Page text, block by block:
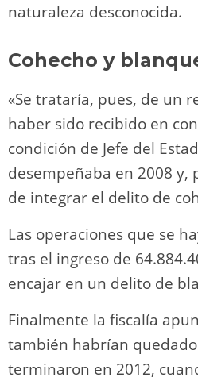
naturaleza desconocida.
Cohecho y
«Se trataría, pues, de un
haber sido recibido en
condición de Jefe del
desempeñaba en 2008 y,
de integrar el delito de
Las operaciones que se
tras el ingreso de
encajar en un delito de
Finalmente la fiscalía
también habrían
terminaron en 2012,